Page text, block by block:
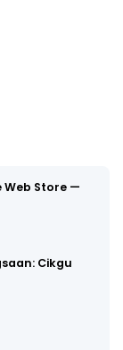
Web Store —
Cikgu